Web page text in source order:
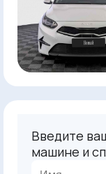
Введите
машине и